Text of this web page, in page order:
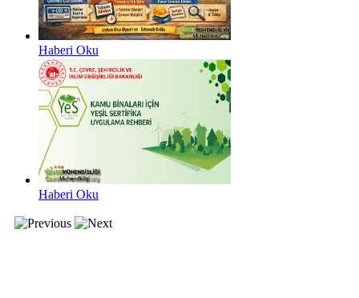
Haberi Oku
Haberi Oku